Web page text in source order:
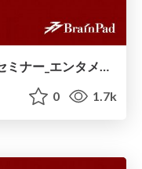
業界別パーソナライズ活用実践セミナー_エンタメ業界vol.2_WOWOW様_某大手動画配信サービス事例.pdf
0 1.7k